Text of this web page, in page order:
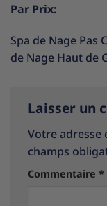
Par Prix:
Spa de Nage Pas
de Nage Haut de
Laisser un
Votre adresse
champs
Commentaire *